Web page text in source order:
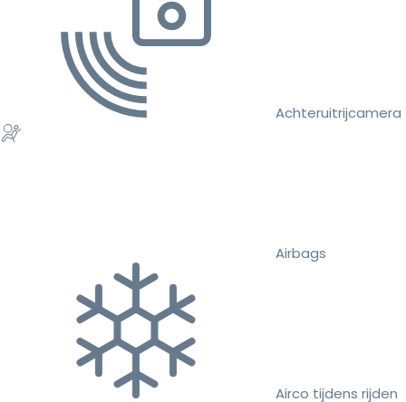
Achteruitrijcamera
Airbags
Airco tijdens rijden